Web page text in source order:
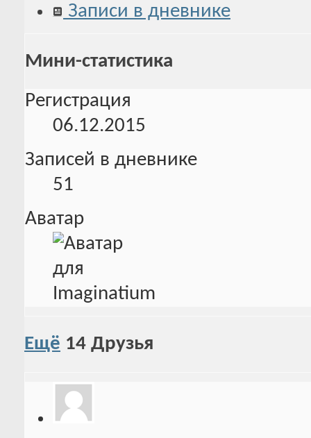
Записи в дневнике
Мини-статистика
Регистрация
06.12.2015
Записей в дневнике
51
Аватар
Ещё 14 Друзья